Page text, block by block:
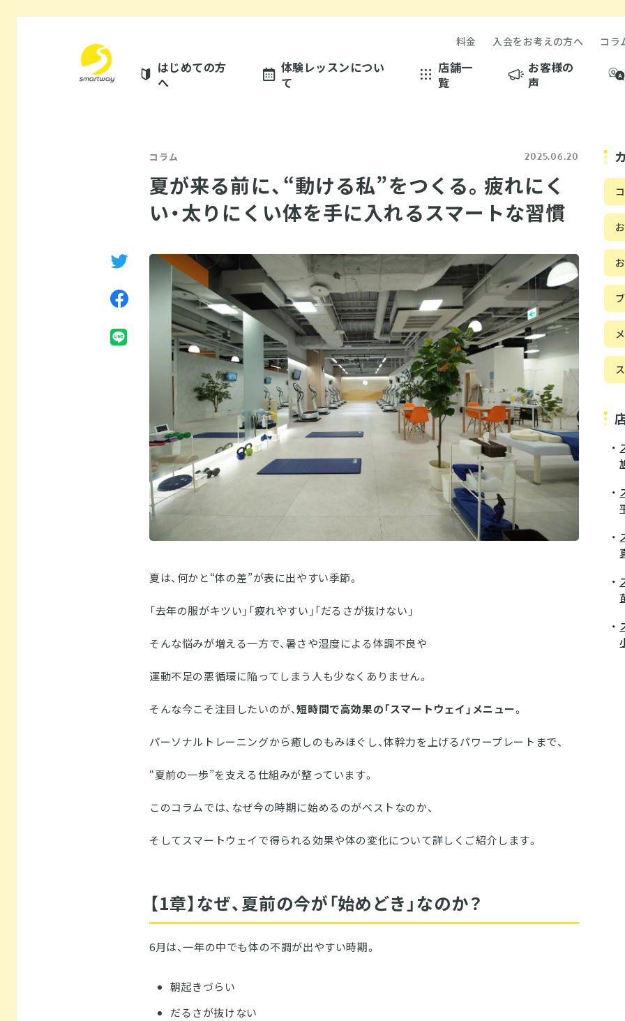
はじめての方
へ
体験レッスンについ
て
店舗一
覧
お客様の
声
料金 入会をお考えの方へ コラ
コラム 2025.06.20
夏が来る前に、“動ける私”をつくる。疲れにく
い・太りにくい体を手に入れるスマートな習慣
夏は、何かと“体の差”が表に出やすい季節。
「去年の服がキツい」「疲れやすい」「だるさが抜けない」
そんな悩みが増える一方で、暑さや湿度による体調不良や
運動不足の悪循環に陥ってしまう人も少なくありません。
そんな今こそ注目したいのが、短時間で高効果の「スマートウェイ」メニュー。
パーソナルトレーニングから癒しのもみほぐし、体幹力を上げるパワープレートまで、
“夏前の一歩”を支える仕組みが整っています。
このコラムでは、なぜ今の時期に始めるのがベストなのか、
そしてスマートウェイで得られる効果や体の変化について詳しくご紹介します。
【1章】なぜ、夏前の今が「始めどき」なのか？
6月は、一年の中でも体の不調が出やすい時期。
朝起きづらい
だるさが抜けない